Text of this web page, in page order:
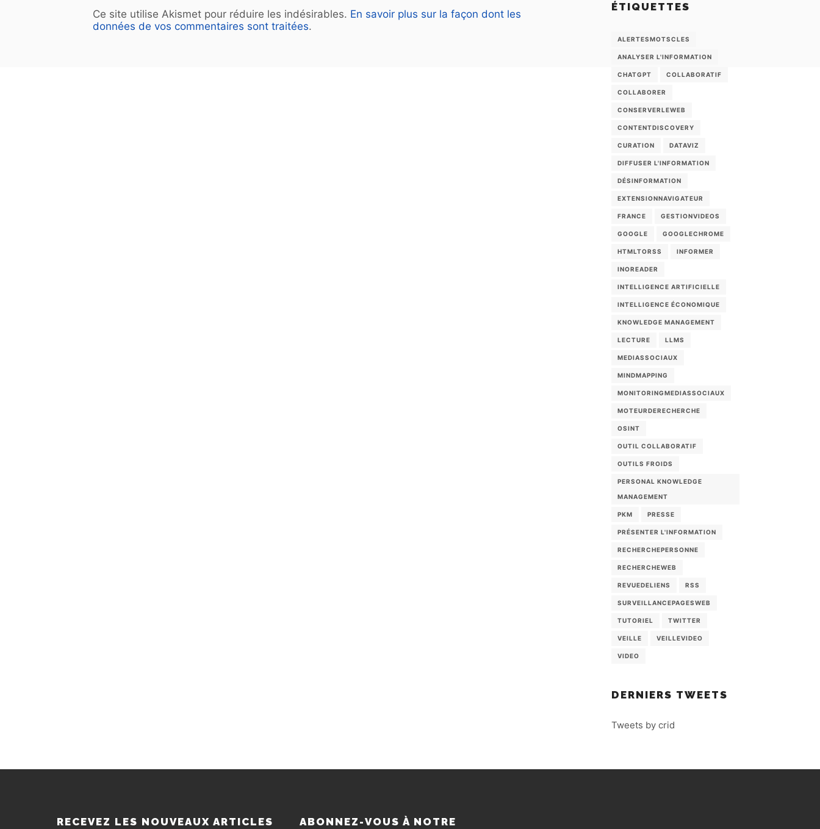
Ce site utilise Akismet pour réduire les indésirables. En savoir plus sur la façon dont les
données de vos commentaires sont traitées.
ÉTIQUETTES
ALERTESMOTSCLES
ANALYSER L'INFORMATION
CHATGPT COLLABORATIF
COLLABORER
CONSERVERLEWEB
CONTENTDISCOVERY
CURATION DATAVIZ
DIFFUSER L'INFORMATION
DÉSINFORMATION
EXTENSIONNAVIGATEUR
FRANCE GESTIONVIDEOS
GOOGLE GOOGLECHROME
HTMLTORSS INFORMER
INOREADER
INTELLIGENCE ARTIFICIELLE
INTELLIGENCE ÉCONOMIQUE
KNOWLEDGE MANAGEMENT
LECTURE LLMS
MEDIASSOCIAUX
MINDMAPPING
MONITORINGMEDIASSOCIAUX
MOTEURDERECHERCHE
OSINT
OUTIL COLLABORATIF
OUTILS FROIDS
PERSONAL KNOWLEDGE
MANAGEMENT
PKM PRESSE
PRÉSENTER L'INFORMATION
RECHERCHEPERSONNE
RECHERCHEWEB
REVUEDELIENS RSS
SURVEILLANCEPAGESWEB
TUTORIEL TWITTER
VEILLE VEILLEVIDEO
VIDEO
DERNIERS TWEETS
Tweets by crid
RECEVEZ LES NOUVEAUX ARTICLES ABONNEZ-VOUS À NOTRE